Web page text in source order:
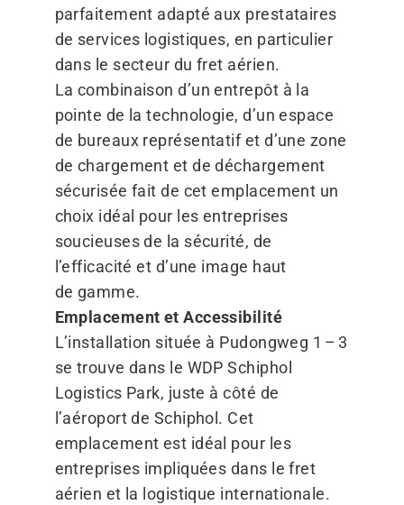
parfaitement adapté aux prestataires
de services logistiques, en particulier
dans le secteur du fret aérien.
La combinaison d’un entrepôt à la
pointe de la technologie, d’un espace
de bureaux représentatif et d’une zone
de chargement et de déchargement
sécurisée fait de cet emplacement un
choix idéal pour les entreprises
soucieuses de la sécurité, de
l’efficacité et d’une image haut
de gamme.
Emplacement et Accessibilité
L’installation située à Pudongweg 1 – 3
se trouve dans le WDP Schiphol
Logistics Park, juste à côté de
l’aéroport de Schiphol. Cet
emplacement est idéal pour les
entreprises impliquées dans le fret
aérien et la logistique internationale.